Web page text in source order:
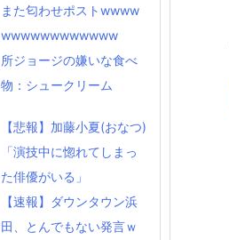
また匂わせポストwwww
wwwwwwwwwwww
所ジョージの嫌いな食べ
物：シュークリーム
【悲報】加藤小夏(おなつ)
「演技中に惚れてしまっ
た俳優がいる」
【速報】ダウンタウン浜
田、とんでもない発言ｗ